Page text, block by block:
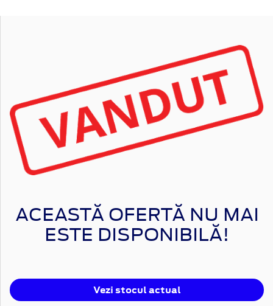
ACEASTĂ OFERTĂ NU MAI
ESTE DISPONIBILĂ!
Vezi stocul actual